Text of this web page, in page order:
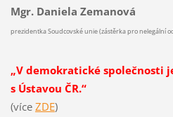
Mgr. Daniela Zemanová
prezidentka Soudcovské unie (zástěrka pro nelegální
„V demokratické společnosti
s Ústavou ČR.“
(více ZDE)